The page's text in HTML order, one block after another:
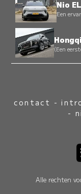
Nio
Een
(Een
contact -
-
Alle rechten